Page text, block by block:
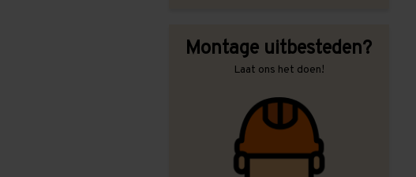
Montage uitbesteden?
Laat ons het doen!